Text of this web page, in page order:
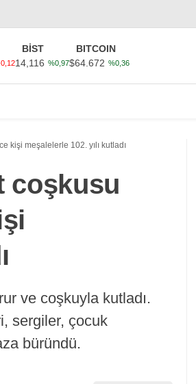
BİST
14,116 %0,97
BITCOIN
$64.672 %0,36
kişi meşalelerle 102. yılı kutladı
coşkusu
ve coşkuyla kutladı.
sergiler, çocuk
büründü.